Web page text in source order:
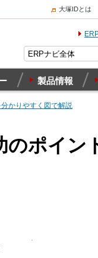
大塚IDとは
製品情報
かりやすく図で解説
のポイン